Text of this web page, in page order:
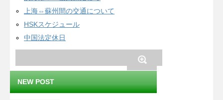
上海⇔蘇州間の交通について
HSKスケジュール
中国法定休日
NEW POST